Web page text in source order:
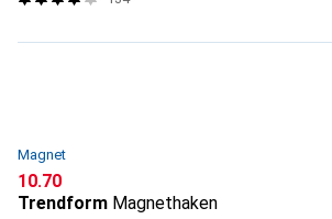
Magnet
CHF
10.70
Trendform Magnethaken